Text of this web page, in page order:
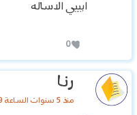
ابييي الاساله
0
رنا
منذ 5 سنوات الساعة 11:19